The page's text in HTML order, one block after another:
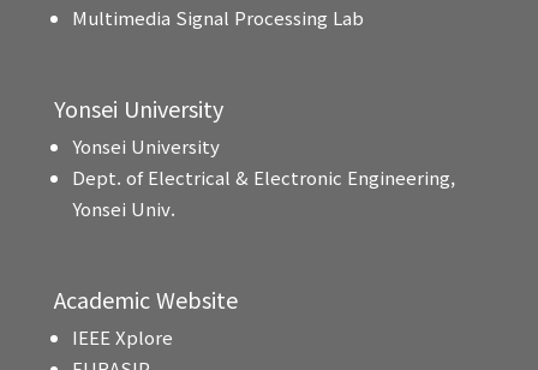
Multimedia Signal Processing Lab
Yonsei University
Yonsei University
Dept. of Electrical & Electronic Engineering,
Yonsei Univ.
Academic Website
IEEE Xplore